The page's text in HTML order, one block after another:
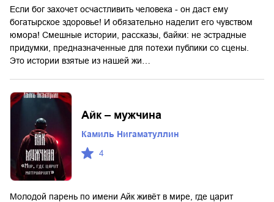
Если бог захочет осчастливить человека - он даст ему
богатырское здоровье! И обязательно наделит его чувством
юмора! Смешные истории, рассказы, байки: не эстрадные
придумки, предназначенные для потехи публики со сцены.
Это истории взятые из нашей жи…
Айк – мужчина
Камиль Нигаматуллин
4
Молодой парень по имени Айк живёт в мире, где царит